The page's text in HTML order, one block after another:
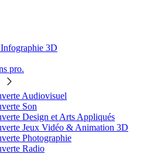
3D
pro.
Audiovisuel
Son
Design et Arts Appliqués
Jeux Vidéo & Animation 3D
Photographie
Radio